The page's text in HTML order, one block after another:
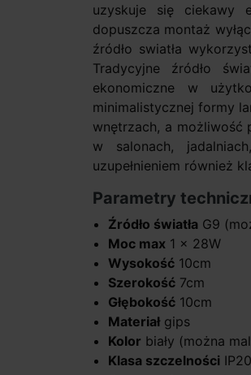
uzyskuje się ciekawy
dopuszcza montaż
źródło swiatła
Tradycyjne źródło
ekonomiczne w
minimalistycznej formy
wnętrzach, a możliwość
w salonach,
uzupełnieniem również
Parametry
Źródło światła G9
Moc max 1 x 28W
Wysokość 10cm
Szerokość 7cm
Głębokość 10cm
Materiał gips
Kolor biały (można
Klasa szczelności IP20